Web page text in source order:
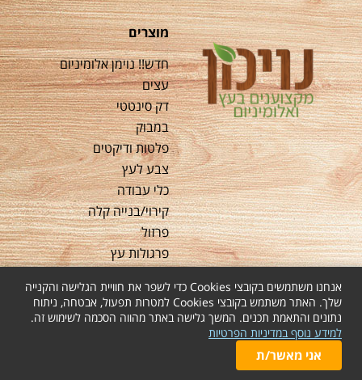
מוצרים
חדש!! נוימן אלומיניום
עצים
דק סינטטי
במבוק
פלטות ודיקטים
צבע לעץ
כלי עבודה
קירוי/בנייה קלה
פרזול
פרגולות עץ
טכנולוגיות
אנחנו משתמשים בקובצי Cookies כדי לשפר את חוויית הגלישה והקנייה
שלך. האתר משתמש בקובצי Cookies למטרות תפעול, אבטחה, ניתוח
נתונים והתאמת תכנים. המשך גלישה באתר מהווה הסכמה לשימוש זה.
למידע נוסף במדיניות הפרטיות
אני מאשר/ת